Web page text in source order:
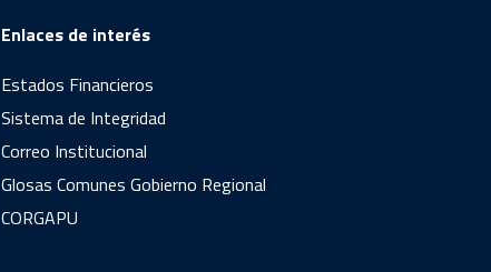
Enlaces de interés
Estados Financieros
Sistema de Integridad
Correo Institucional
Glosas Comunes Gobierno Regional
CORGAPU